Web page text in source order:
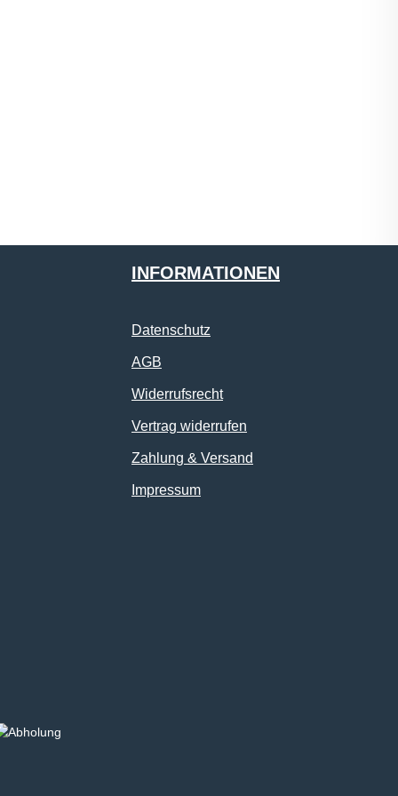
INFORMATIONEN
Datenschutz
AGB
Widerrufsrecht
Vertrag widerrufen
Zahlung & Versand
Impressum